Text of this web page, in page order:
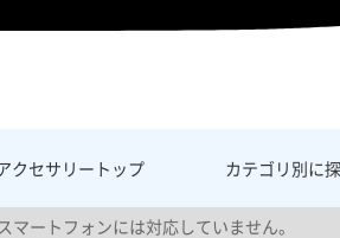
クセサリー トップ カテゴリ別に
マートフォンには対応していません。